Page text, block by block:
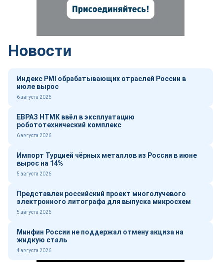
Новости
Индекс PMI обрабатывающих отраслей России в
июле вырос
6 августа 2026
ЕВРАЗ НТМК ввёл в эксплуатацию
робототехнический комплекс
6 августа 2026
Импорт Турцией чёрных металлов из России в июне
вырос на 14%
5 августа 2026
Представлен российский проект многолучевого
электронного литографа для выпуска микросхем
5 августа 2026
Минфин России не поддержал отмену акциза на
жидкую сталь
4 августа 2026